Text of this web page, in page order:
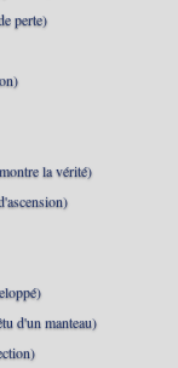
perte)
la vérité)
d'un manteau)